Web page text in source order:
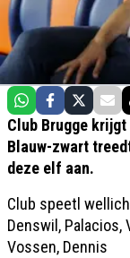
Club Brugge
Blauw-zwart
deze elf aan.
Club speetl
Denswil, Palacios,
Vossen, Dennis